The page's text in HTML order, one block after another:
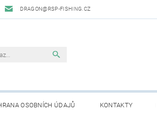
DRAGON@RSP-FISHING.CZ
OSOBNÍCH ÚDAJŮ KONTAKTY